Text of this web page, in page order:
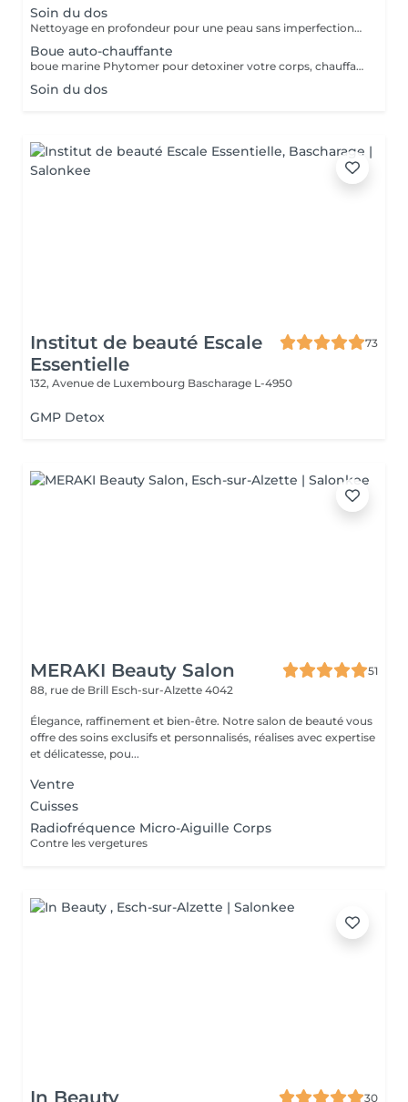
Soin du dos
Nettoyage en profondeur pour une peau sans imperfections et plus lisse
Boue auto-chauffante
boue marine Phytomer pour detoxiner votre corps, chauffante pour délasser vos muscles
Soin du dos
Institut de beauté Escale
Essentielle
73
132, Avenue de Luxembourg Bascharage L-4950
GMP Detox
MERAKI Beauty Salon
51
88, rue de Brill Esch-sur-Alzette 4042
Élegance, raffinement et bien-être. Notre salon de beauté vous
offre des soins exclusifs et personnalisés, réalises avec expertise
et délicatesse, pou...
Ventre
Cuisses
Radiofréquence Micro-Aiguille Corps
Contre les vergetures
In Beauty
30